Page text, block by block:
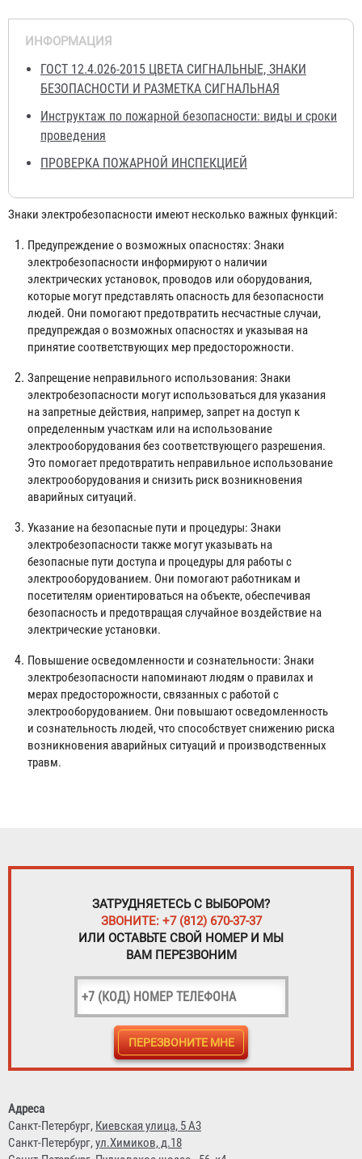
ИНФОРМАЦИЯ
ГОСТ 12.4.026-2015 ЦВЕТА СИГНАЛЬНЫЕ, ЗНАКИ
БЕЗОПАСНОСТИ И РАЗМЕТКА СИГНАЛЬНАЯ
Инструктаж по пожарной безопасности: виды и сроки
проведения
ПРОВЕРКА ПОЖАРНОЙ ИНСПЕКЦИЕЙ
Знаки электробезопасности имеют несколько важных функций:
Предупреждение о возможных опасностях: Знаки
электробезопасности информируют о наличии
электрических установок, проводов или оборудования,
которые могут представлять опасность для безопасности
людей. Они помогают предотвратить несчастные случаи,
предупреждая о возможных опасностях и указывая на
принятие соответствующих мер предосторожности.
Запрещение неправильного использования: Знаки
электробезопасности могут использоваться для указания
на запретные действия, например, запрет на доступ к
определенным участкам или на использование
электрооборудования без соответствующего разрешения.
Это помогает предотвратить неправильное использование
электрооборудования и снизить риск возникновения
аварийных ситуаций.
Указание на безопасные пути и процедуры: Знаки
электробезопасности также могут указывать на
безопасные пути доступа и процедуры для работы с
электрооборудованием. Они помогают работникам и
посетителям ориентироваться на объекте, обеспечивая
безопасность и предотвращая случайное воздействие на
электрические установки.
Повышение осведомленности и сознательности: Знаки
электробезопасности напоминают людям о правилах и
мерах предосторожности, связанных с работой с
электрооборудованием. Они повышают осведомленность
и сознательность людей, что способствует снижению риска
возникновения аварийных ситуаций и производственных
травм.
ЗАТРУДНЯЕТЕСЬ С ВЫБОРОМ?
ЗВОНИТЕ: +7 (812) 670-37-37
ИЛИ ОСТАВЬТЕ СВОЙ НОМЕР И МЫ
ВАМ ПЕРЕЗВОНИМ
Адреса
Санкт-Петербург, Киевская улица, 5 А3
Санкт-Петербург,ул.Химиков, д.18